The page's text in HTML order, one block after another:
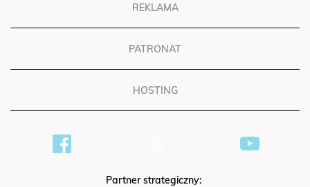
REKLAMA
PATRONAT
HOSTING
Partner strategiczny: